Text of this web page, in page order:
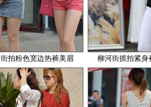
街拍粉色宽边热裤美眉 柳河街抓拍紧身